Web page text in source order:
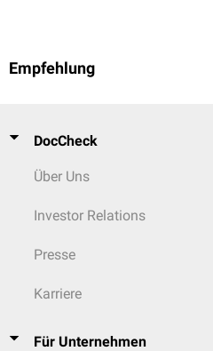
Empfehlung
DocCheck
Über Uns
Investor Relations
Presse
Karriere
Für Unternehmen